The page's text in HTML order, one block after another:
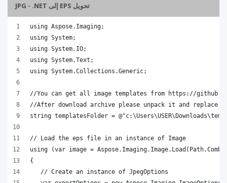
تحويل EPS إلى JPG - .NET